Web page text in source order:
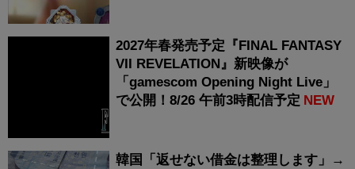
2027年春発売予定『FINAL FANTASY
VII REVELATION』新映像が
「gamescom Opening Night Live」
で公開！8/26 午前3時配信予定 NEW
韓国「返せない借金は整理します」→